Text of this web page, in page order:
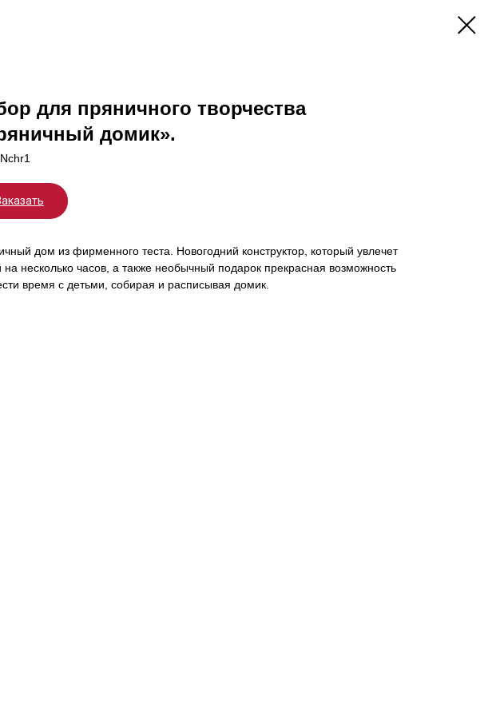
для пряничного творчества
домик».
Nchr1
дом из фирменного теста. Новогодний конструктор, который увлечет
на несколько часов, а также необычный подарок прекрасная возможность
время с детьми, собирая и расписывая домик.